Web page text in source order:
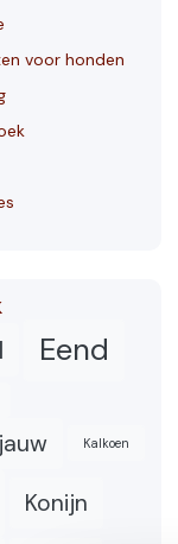
voor honden
Eend
Kalkoen
Konijn